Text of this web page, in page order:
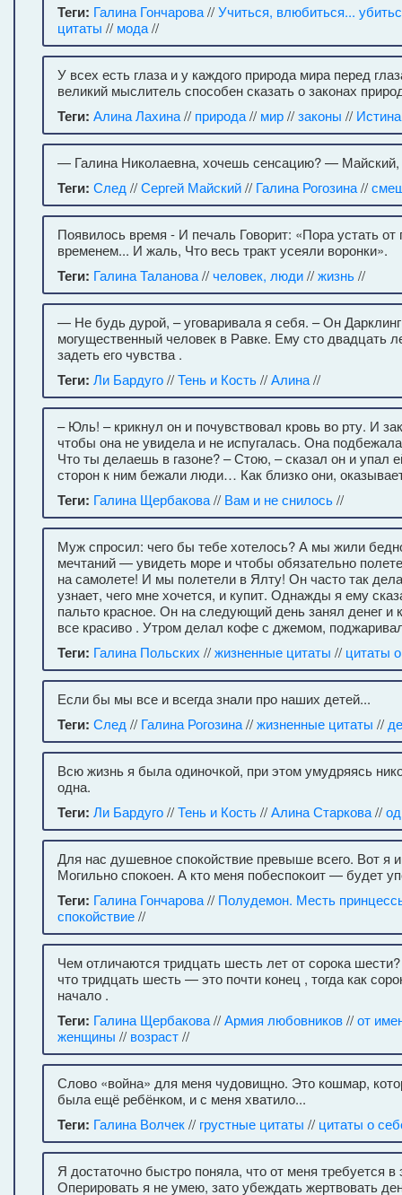
Теги: Галина Гончарова//Учиться, влюбиться...
цитаты // мода//
У всех есть глаза и у каждого природа мира перед
великий мыслитель способен сказать о законах
Теги: Алина Лахина// природа// мир//законы // Истина
— Галина Николаевна, хочешь сенсацию? — Майский,
Теги: След //Сергей Майский// Галина Рогозина//
Появилось время - И печаль Говорит: «Пора устать от
временем... И жаль, Что весь тракт усеяли воронки».
Теги: Галина Таланова//человек, люди//жизнь//
— Не будь дурой, – уговаривала я себя. – Он
могущественный человек в Равке. Ему сто двадцать
задеть его чувства .
Теги: Ли Бардуго//Тень и Кость//Алина//
– Юль! – крикнул он и почувствовал кровь во рту. И
чтобы она не увидела и не испугалась. Она
Что ты делаешь в газоне? – Стою, – сказал он и упал
сторон к ним бежали люди… Как близко они,
Теги: Галина Щербакова// Вам и не снилось//
Муж спросил: чего бы тебе хотелось? А мы жили
мечтаний — увидеть море и чтобы обязательно
на самолете! И мы полетели в Ялту! Он часто так
узнает, чего мне хочется, и купит. Однажды я ему
пальто красное. Он на следующий день занял денег и
все красиво . Утром делал кофе с джемом,
Теги: Галина Польских //жизненные цитаты // цитаты
Если бы мы все и всегда знали про наших детей...
Теги: След // Галина Рогозина//жизненные цитаты //
Всю жизнь я была одиночкой, при этом умудряясь
одна.
Теги: Ли Бардуго//Тень и Кость//Алина Старкова//
Для нас душевное спокойствие превыше всего. Вот я
Могильно спокоен. А кто меня побеспокоит — будет
Теги: Галина Гончарова// Полудемон. Месть
спокойствие//
Чем отличаются тридцать шесть лет от сорока
что тридцать шесть — это почти конец , тогда как
начало .
Теги: Галина Щербакова//Армия любовников//от
женщины // возраст//
Слово «война» для меня чудовищно. Это кошмар,
была ещё ребёнком, и с меня хватило...
Теги: Галина Волчек// грустные цитаты // цитаты о
Я достаточно быстро поняла, что от меня требуется в
Оперировать я не умею, зато убеждать жертвовать